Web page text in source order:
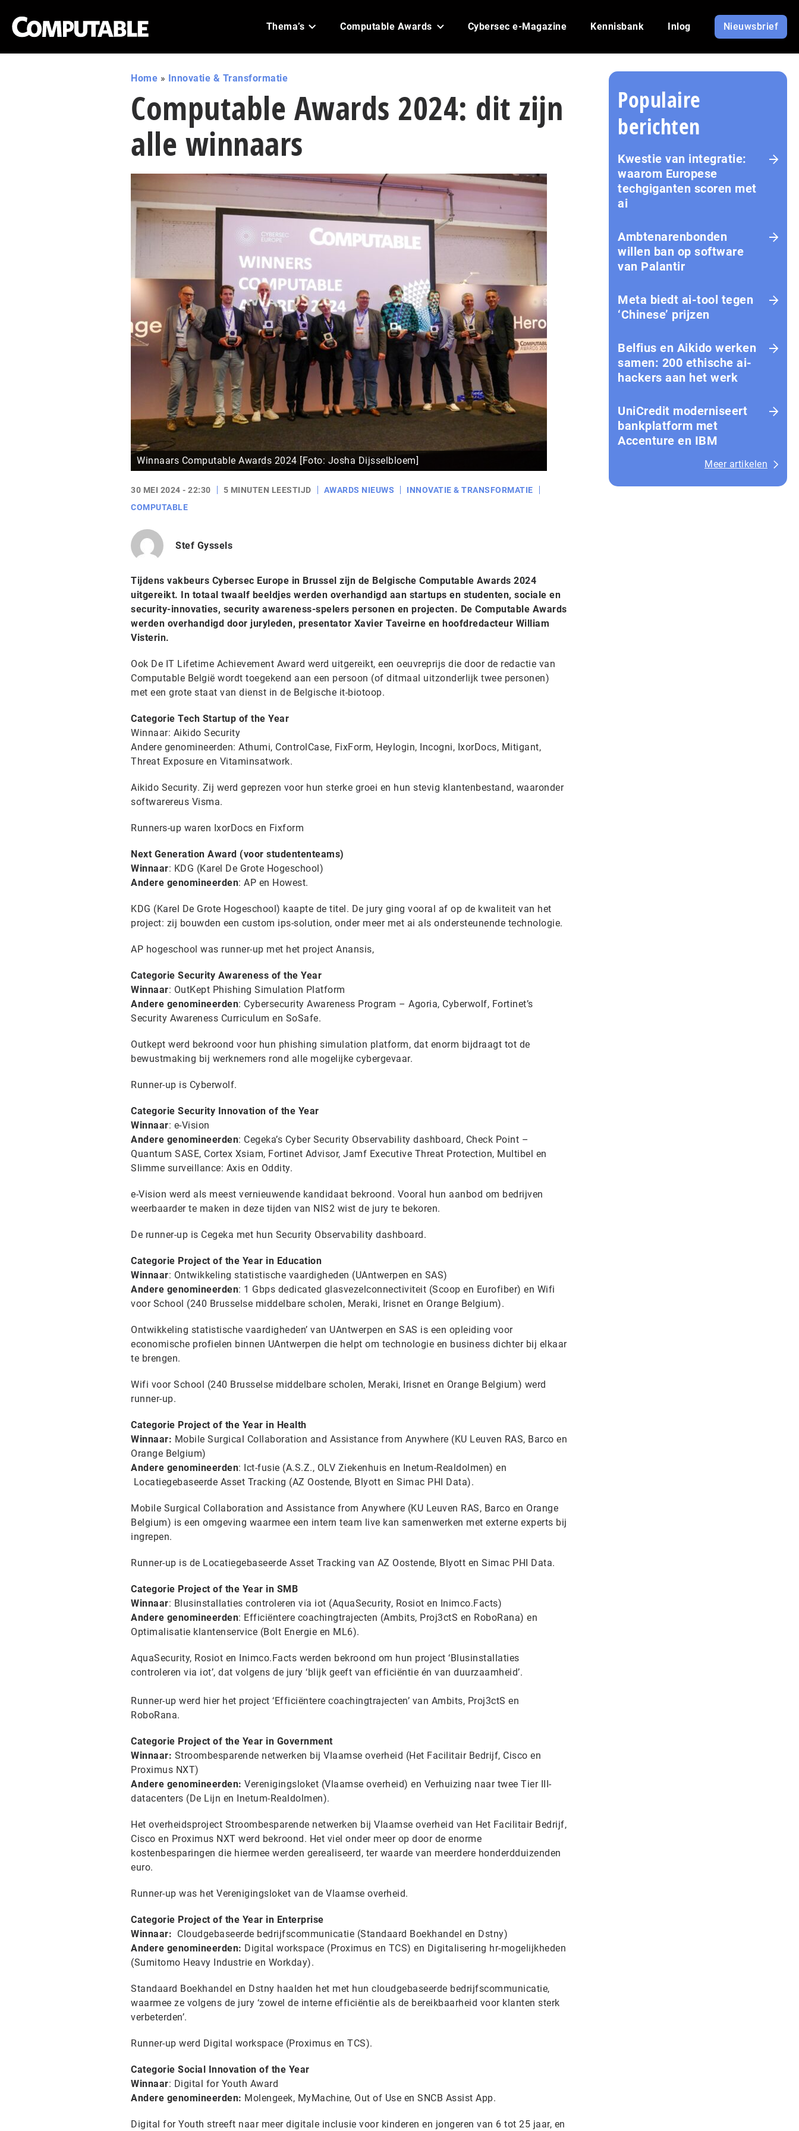
Thema’s Computable Awards Cybersec e-Magazine Kennisbank Inlog Nieuwsbrief
Home » Innovatie & Transformatie
Computable Awards 2024: dit zijn
alle winnaars
Winnaars Computable Awards 2024 [Foto: Josha Dijsselbloem]
30 MEI 2024 - 22:30 5 MINUTEN LEESTIJD AWARDS NIEUWS
INNOVATIE & TRANSFORMATIE
COMPUTABLE
Stef Gyssels
Tijdens vakbeurs Cybersec Europe in Brussel zijn de Belgische Computable Awards 2024
uitgereikt. In totaal twaalf beeldjes werden overhandigd aan startups en studenten, sociale en
security-innovaties, security awareness-spelers personen en projecten. De Computable Awards
werden overhandigd door juryleden, presentator Xavier Taveirne en hoofdredacteur William
Visterin.
Ook De IT Lifetime Achievement Award werd uitgereikt, een oeuvreprijs die door de redactie van
Computable België wordt toegekend aan een persoon (of ditmaal uitzonderlijk twee personen)
met een grote staat van dienst in de Belgische it-biotoop.
Categorie Tech Startup of the Year
Winnaar: Aikido Security
Andere genomineerden: Athumi, ControlCase, FixForm, Heylogin, Incogni, IxorDocs, Mitigant,
Threat Exposure en Vitaminsatwork.
Aikido Security. Zij werd geprezen voor hun sterke groei en hun stevig klantenbestand, waaronder
softwarereus Visma.
Runners-up waren IxorDocs en Fixform
Next Generation Award (voor studententeams)
Winnaar: KDG (Karel De Grote Hogeschool)
Andere genomineerden: AP en Howest.
KDG (Karel De Grote Hogeschool) kaapte de titel. De jury ging vooral af op de kwaliteit van het
project: zij bouwden een custom ips-solution, onder meer met ai als ondersteunende technologie.
AP hogeschool was runner-up met het project Anansis,
Categorie Security Awareness of the Year
Winnaar: OutKept Phishing Simulation Platform
Andere genomineerden: Cybersecurity Awareness Program – Agoria, Cyberwolf, Fortinet’s
Security Awareness Curriculum en SoSafe.
Outkept werd bekroond voor hun phishing simulation platform, dat enorm bijdraagt tot de
bewustmaking bij werknemers rond alle mogelijke cybergevaar.
Runner-up is Cyberwolf.
Categorie Security Innovation of the Year
Winnaar: e-Vision
Andere genomineerden: Cegeka’s Cyber Security Observability dashboard, Check Point –
Quantum SASE, Cortex Xsiam, Fortinet Advisor, Jamf Executive Threat Protection, Multibel en
Slimme surveillance: Axis en Oddity.
e-Vision werd als meest vernieuwende kandidaat bekroond. Vooral hun aanbod om bedrijven
weerbaarder te maken in deze tijden van NIS2 wist de jury te bekoren.
De runner-up is Cegeka met hun Security Observability dashboard.
Categorie Project of the Year in Education
Winnaar: Ontwikkeling statistische vaardigheden (UAntwerpen en SAS)
Andere genomineerden: 1 Gbps dedicated glasvezelconnectiviteit (Scoop en Eurofiber) en Wifi
voor School (240 Brusselse middelbare scholen, Meraki, Irisnet en Orange Belgium).
Ontwikkeling statistische vaardigheden’ van UAntwerpen en SAS is een opleiding voor
economische profielen binnen UAntwerpen die helpt om technologie en business dichter bij elkaar
te brengen.
Wifi voor School (240 Brusselse middelbare scholen, Meraki, Irisnet en Orange Belgium) werd
runner-up.
Categorie Project of the Year in Health
Winnaar: Mobile Surgical Collaboration and Assistance from Anywhere (KU Leuven RAS, Barco en
Orange Belgium)
Andere genomineerden: Ict-fusie (A.S.Z., OLV Ziekenhuis en Inetum-Realdolmen) en
Locatiegebaseerde Asset Tracking (AZ Oostende, Blyott en Simac PHI Data).
Mobile Surgical Collaboration and Assistance from Anywhere (KU Leuven RAS, Barco en Orange
Belgium) is een omgeving waarmee een intern team live kan samenwerken met externe experts bij
ingrepen.
Runner-up is de Locatiegebaseerde Asset Tracking van AZ Oostende, Blyott en Simac PHI Data.
Categorie Project of the Year in SMB
Winnaar: Blusinstallaties controleren via iot (AquaSecurity, Rosiot en Inimco.Facts)
Andere genomineerden: Efficiëntere coachingtrajecten (Ambits, Proj3ctS en RoboRana) en
Optimalisatie klantenservice (Bolt Energie en ML6).
AquaSecurity, Rosiot en Inimco.Facts werden bekroond om hun project ‘Blusinstallaties
controleren via iot’, dat volgens de jury ‘blijk geeft van efficiëntie én van duurzaamheid’.
Runner-up werd hier het project ‘Efficiëntere coachingtrajecten’ van Ambits, Proj3ctS en
RoboRana.
Categorie Project of the Year in Government
Winnaar: Stroombesparende netwerken bij Vlaamse overheid (Het Facilitair Bedrijf, Cisco en
Proximus NXT)
Andere genomineerden: Verenigingsloket (Vlaamse overheid) en Verhuizing naar twee Tier III-
datacenters (De Lijn en Inetum-Realdolmen).
Het overheidsproject Stroombesparende netwerken bij Vlaamse overheid van Het Facilitair Bedrijf,
Cisco en Proximus NXT werd bekroond. Het viel onder meer op door de enorme
kostenbesparingen die hiermee werden gerealiseerd, ter waarde van meerdere honderdduizenden
euro.
Runner-up was het Verenigingsloket van de Vlaamse overheid.
Categorie Project of the Year in Enterprise
Winnaar: Cloudgebaseerde bedrijfscommunicatie (Standaard Boekhandel en Dstny)
Andere genomineerden: Digital workspace (Proximus en TCS) en Digitalisering hr-mogelijkheden
(Sumitomo Heavy Industrie en Workday).
Standaard Boekhandel en Dstny haalden het met hun cloudgebaseerde bedrijfscommunicatie,
waarmee ze volgens de jury ‘zowel de interne efficiëntie als de bereikbaarheid voor klanten sterk
verbeterden’.
Runner-up werd Digital workspace (Proximus en TCS).
Categorie Social Innovation of the Year
Winnaar: Digital for Youth Award
Andere genomineerden: Molengeek, MyMachine, Out of Use en SNCB Assist App.
Digital for Youth streeft naar meer digitale inclusie voor kinderen en jongeren van 6 tot 25 jaar, en
Populaire
berichten
Kwestie van integratie:
waarom Europese
techgiganten scoren met
ai
Amb­te­na­ren­bon­den
willen ban op software
van Palantir
Meta biedt ai-tool tegen
‘Chinese’ prijzen
Belfius en Aikido werken
samen: 200 ethische ai-
hackers aan het werk
UniCredit moderniseert
bankplatform met
Accenture en IBM
Meer artikelen